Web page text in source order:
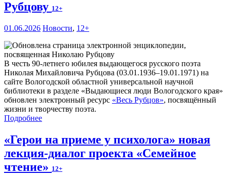
Рубцову 12+
01.06.2026 Новости, 12+
В честь 90-летнего юбилея выдающегося русского поэта
Николая Михайловича Рубцова (03.01.1936–19.01.1971) на
сайте Вологодской областной универсальной научной
библиотеки в разделе «Выдающиеся люди Вологодского края»
обновлен электронный ресурс «Весь Рубцов», посвящённый
жизни и творчеству поэта.
Подробнее
«Герои на приеме у психолога» новая
лекция-диалог проекта «Семейное
чтение» 12+